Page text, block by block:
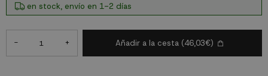
en stock, envío en 1-2 días
- + Añadir a la cesta (46,03€)